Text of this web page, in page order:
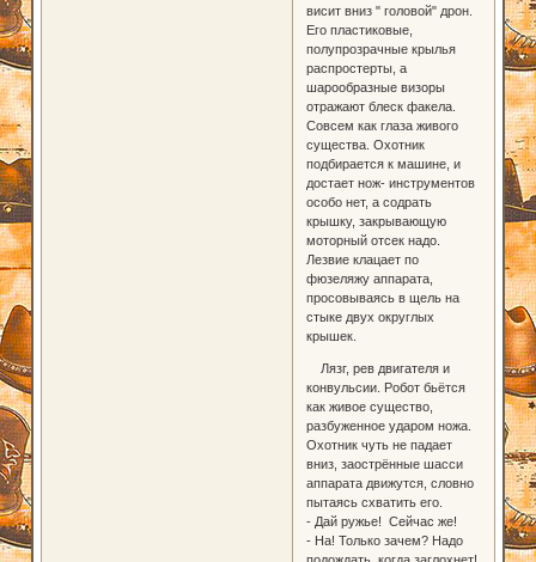
висит вниз " головой" дрон.
Его пластиковые,
полупрозрачные крылья
распростерты, а
шарообразные визоры
отражают блеск факела.
Совсем как глаза живого
существа. Охотник
подбирается к машине, и
достает нож- инструментов
особо нет, а содрать
крышку, закрывающую
моторный отсек надо.
Лезвие клацает по
фюзеляжу аппарата,
просовываясь в щель на
стыке двух округлых
крышек.
Лязг, рев двигателя и
конвульсии. Робот бьётся
как живое существо,
разбуженное ударом ножа.
Охотник чуть не падает
вниз, заострённые шасси
аппарата движутся, словно
пытаясь схватить его.
- Дай ружье! Сейчас же!
- На! Только зачем? Надо
подождать, когда заглохнет!